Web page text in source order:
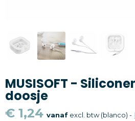
Kantoorartikelen
Gadgets
Textiel
Thema
MUSISOFT -
doosje
€ 1,24 vanafexcl. btw (blanco) -